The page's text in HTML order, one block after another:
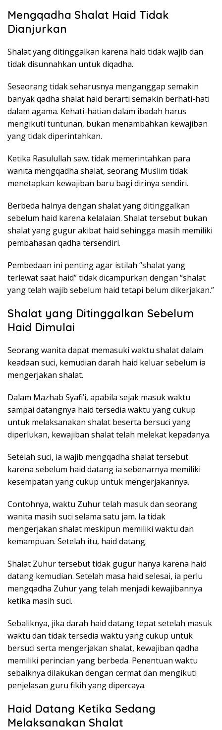
Mengqadha Shalat Haid Tidak
Dianjurkan
Shalat yang ditinggalkan karena haid tidak wajib dan
tidak disunnahkan untuk diqadha.
Seseorang tidak seharusnya menganggap semakin
banyak qadha shalat haid berarti semakin berhati-hati
dalam agama. Kehati-hatian dalam ibadah harus
mengikuti tuntunan, bukan menambahkan kewajiban
yang tidak diperintahkan.
Ketika Rasulullah saw. tidak memerintahkan para
wanita mengqadha shalat, seorang Muslim tidak
menetapkan kewajiban baru bagi dirinya sendiri.
Berbeda halnya dengan shalat yang ditinggalkan
sebelum haid karena kelalaian. Shalat tersebut bukan
shalat yang gugur akibat haid sehingga masih memiliki
pembahasan qadha tersendiri.
Pembedaan ini penting agar istilah “shalat yang
terlewat saat haid” tidak dicampurkan dengan “shalat
yang telah wajib sebelum haid tetapi belum dikerjakan.”
Shalat yang Ditinggalkan Sebelum
Haid Dimulai
Seorang wanita dapat memasuki waktu shalat dalam
keadaan suci, kemudian darah haid keluar sebelum ia
mengerjakan shalat.
Dalam Mazhab Syafi’i, apabila sejak masuk waktu
sampai datangnya haid tersedia waktu yang cukup
untuk melaksanakan shalat beserta bersuci yang
diperlukan, kewajiban shalat telah melekat kepadanya.
Setelah suci, ia wajib mengqadha shalat tersebut
karena sebelum haid datang ia sebenarnya memiliki
kesempatan yang cukup untuk mengerjakannya.
Contohnya, waktu Zuhur telah masuk dan seorang
wanita masih suci selama satu jam. Ia tidak
mengerjakan shalat meskipun memiliki waktu dan
kemampuan. Setelah itu, haid datang.
Shalat Zuhur tersebut tidak gugur hanya karena haid
datang kemudian. Setelah masa haid selesai, ia perlu
mengqadha Zuhur yang telah menjadi kewajibannya
ketika masih suci.
Sebaliknya, jika darah haid datang tepat setelah masuk
waktu dan tidak tersedia waktu yang cukup untuk
bersuci serta mengerjakan shalat, kewajiban qadha
memiliki perincian yang berbeda. Penentuan waktu
sebaiknya dilakukan dengan cermat dan mengikuti
penjelasan guru fikih yang dipercaya.
Haid Datang Ketika Sedang
Melaksanakan Shalat